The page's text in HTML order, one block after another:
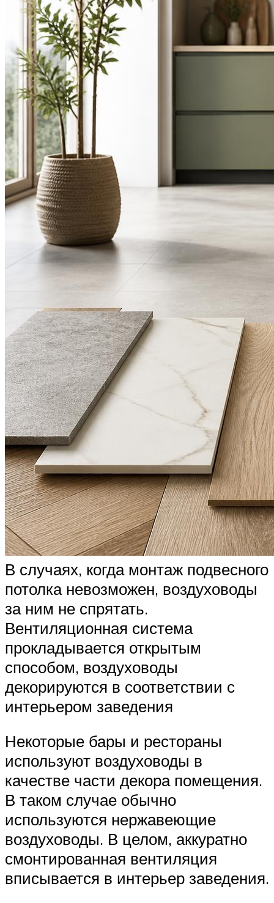
В случаях, когда монтаж подвесного
потолка невозможен, воздуховоды
за ним не спрятать.
Вентиляционная система
прокладывается открытым
способом, воздуховоды
декорируются в соответствии с
интерьером заведения
Некоторые бары и рестораны
используют воздуховоды в
качестве части декора помещения.
В таком случае обычно
используются нержавеющие
воздуховоды. В целом, аккуратно
смонтированная вентиляция
вписывается в интерьер заведения.